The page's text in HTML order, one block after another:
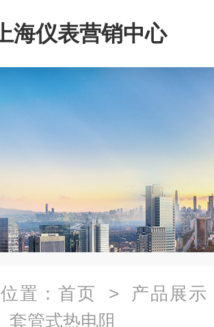
海仪表营销中心
置： 首页 > 产品展示
套管式热电阻